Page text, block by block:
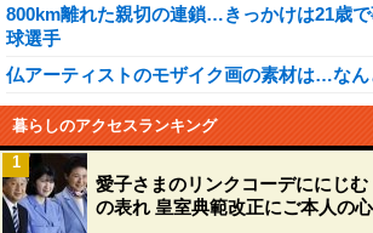
800km離れた親切の連鎖…きっかけは21歳
球選手
仏アーティストのモザイク画の素材は…なん
暮らしのアクセスランキング
愛子さまのリンクコーデににじ
の表れ 皇室典範改正にご本人の
1